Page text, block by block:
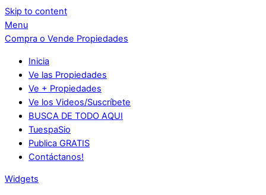
Skip to content
Menu
Compra o Vende Propiedades
Inicia
Ve las Propiedades
Ve + Propiedades
Ve los Videos/Suscríbete
BUSCA DE TODO AQUI
TuespaSio
Publica GRATIS
Contáctanos!
Widgets